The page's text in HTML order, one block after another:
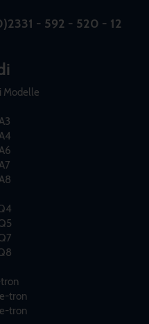
- 592 - 520 - 12
Modelle
tron
tron